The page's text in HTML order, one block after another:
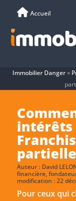
Immobilier Danger»
intérêts
Auteur : David
financière,
modification : 22
Pour ceux qui
Accueil